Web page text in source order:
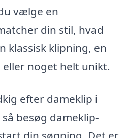
vælge en
din stil, hvad
klassisk klipning, en
noget helt unikt.
efter dameklip i
besøg dameklip-